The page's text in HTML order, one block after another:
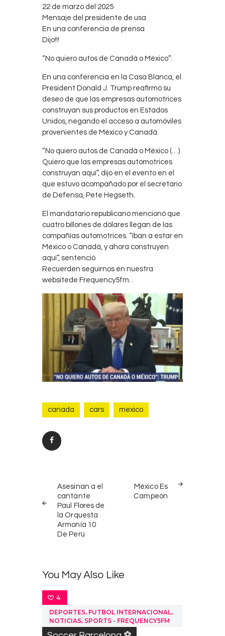
22 de marzo del 2025
Mensaje del presidente de usa
En una conferencia de prensa
Dijo!!!
“No quiero autos de Canadá o México”:
En una conferencia en la Casa Blanca, el
President Donald J. Trump reafirmó su
deseo de que las empresas automotrices
construyan sus productos en Estados
Unidos, negando el acceso a automóviles
provenientes de México y Canadá.
“No quiero autos de Canadá o México (…)
Quiero que las empresas automotrices
construyan aquí”, dijo en el evento en el
que estuvo acompañado por el secretario
de Defensa, Pete Hegseth.
El mandatario republicano mencionó que
cuatro billones de dólares llegan de las
compañías automotrices. “Iban a estar en
México o Canadá, y ahora construyen
aquí”, sentenció
Recuerden seguirnos en nuestra
websitede Frequency5fm. .
canada cars mexico
navigation
POST
Asesinan a el
cantante
Paul Flores de
la Orquesta
Armonía 10
De Perú
POST
México Es
Campeón
You May Also Like
4
DEPORTES, FUTBOL INTERNACIONAL,
NOTICIAS, SPORTS - FREQUENCY5FM